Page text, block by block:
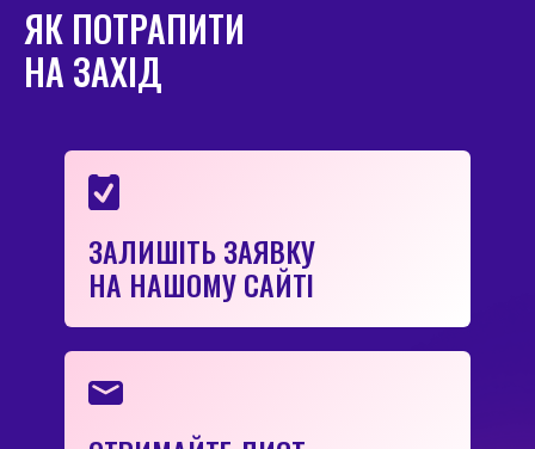
ЯК ПОТРАПИТИ
НА ЗАХІД
ЗАЛИШІТЬ ЗАЯВКУ
НА НАШОМУ САЙТІ